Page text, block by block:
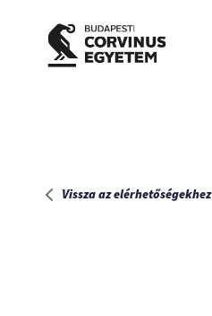
Vissza az elérhetőségekhez